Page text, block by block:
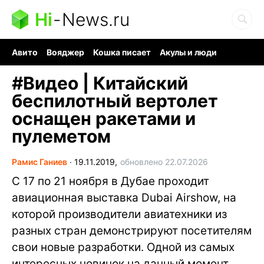
Hi-News.ru
Авито Вояджер Кошка писает
Акулы и люди
#Видео | Китайский
беспилотный вертолет
оснащен ракетами и
пулеметом
Рамис Ганиев ∙ 19.11.2019, обновлено 22.07.2026
С 17 по 21 ноября в Дубае проходит
авиационная выставка Dubai Airshow, на
которой производители авиатехники из
разных стран демонстрируют посетителям
свои новые разработки. Одной из самых